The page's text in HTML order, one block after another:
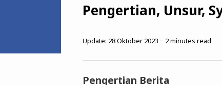
Pengertian, Unsur,
Update: 28 Oktober 2023 2minutes read
Pengertian Berita